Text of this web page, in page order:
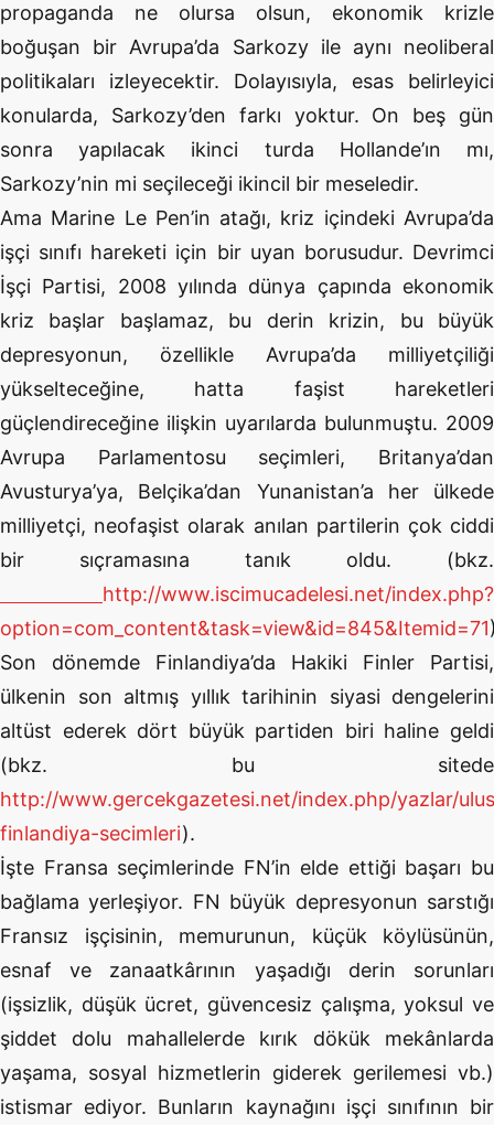
propaganda ne olursa olsun, ekonomik krizle
boğuşan bir Avrupa’da Sarkozy ile aynı neoliberal
politikaları izleyecektir. Dolayısıyla, esas belirleyici
konularda, Sarkozy’den farkı yoktur. On beş gün
sonra yapılacak ikinci turda Hollande’ın mı,
Sarkozy’nin mi seçileceği ikincil bir meseledir.
Ama Marine Le Pen’in atağı, kriz içindeki Avrupa’da
işçi sınıfı hareketi için bir uyan borusudur. Devrimci
İşçi Partisi, 2008 yılında dünya çapında ekonomik
kriz başlar başlamaz, bu derin krizin, bu büyük
depresyonun, özellikle Avrupa’da milliyetçiliği
yükselteceğine, hatta faşist hareketleri
güçlendireceğine ilişkin uyarılarda bulunmuştu. 2009
Avrupa Parlamentosu seçimleri, Britanya’dan
Avusturya’ya, Belçika’dan Yunanistan’a her ülkede
milliyetçi, neofaşist olarak anılan partilerin çok ciddi
bir sıçramasına tanık oldu. (bkz.
http://www.iscimucadelesi.net/index.php?
option=com_content&task=view&id=845&Itemid=71
Son dönemde Finlandiya’da Hakiki Finler Partisi,
ülkenin son altmış yıllık tarihinin siyasi dengelerini
altüst ederek dört büyük partiden biri haline geldi
(bkz. bu sitede
http://www.gercekgazetesi.net/index.php/yazlar/
finlandiya-secimleri).
İşte Fransa seçimlerinde FN’in elde ettiği başarı bu
bağlama yerleşiyor. FN büyük depresyonun sarstığı
Fransız işçisinin, memurunun, küçük köylüsünün,
esnaf ve zanaatkârının yaşadığı derin sorunları
(işsizlik, düşük ücret, güvencesiz çalışma, yoksul ve
şiddet dolu mahallelerde kırık dökük mekânlarda
yaşama, sosyal hizmetlerin giderek gerilemesi vb.)
istismar ediyor. Bunların kaynağını işçi sınıfının bir